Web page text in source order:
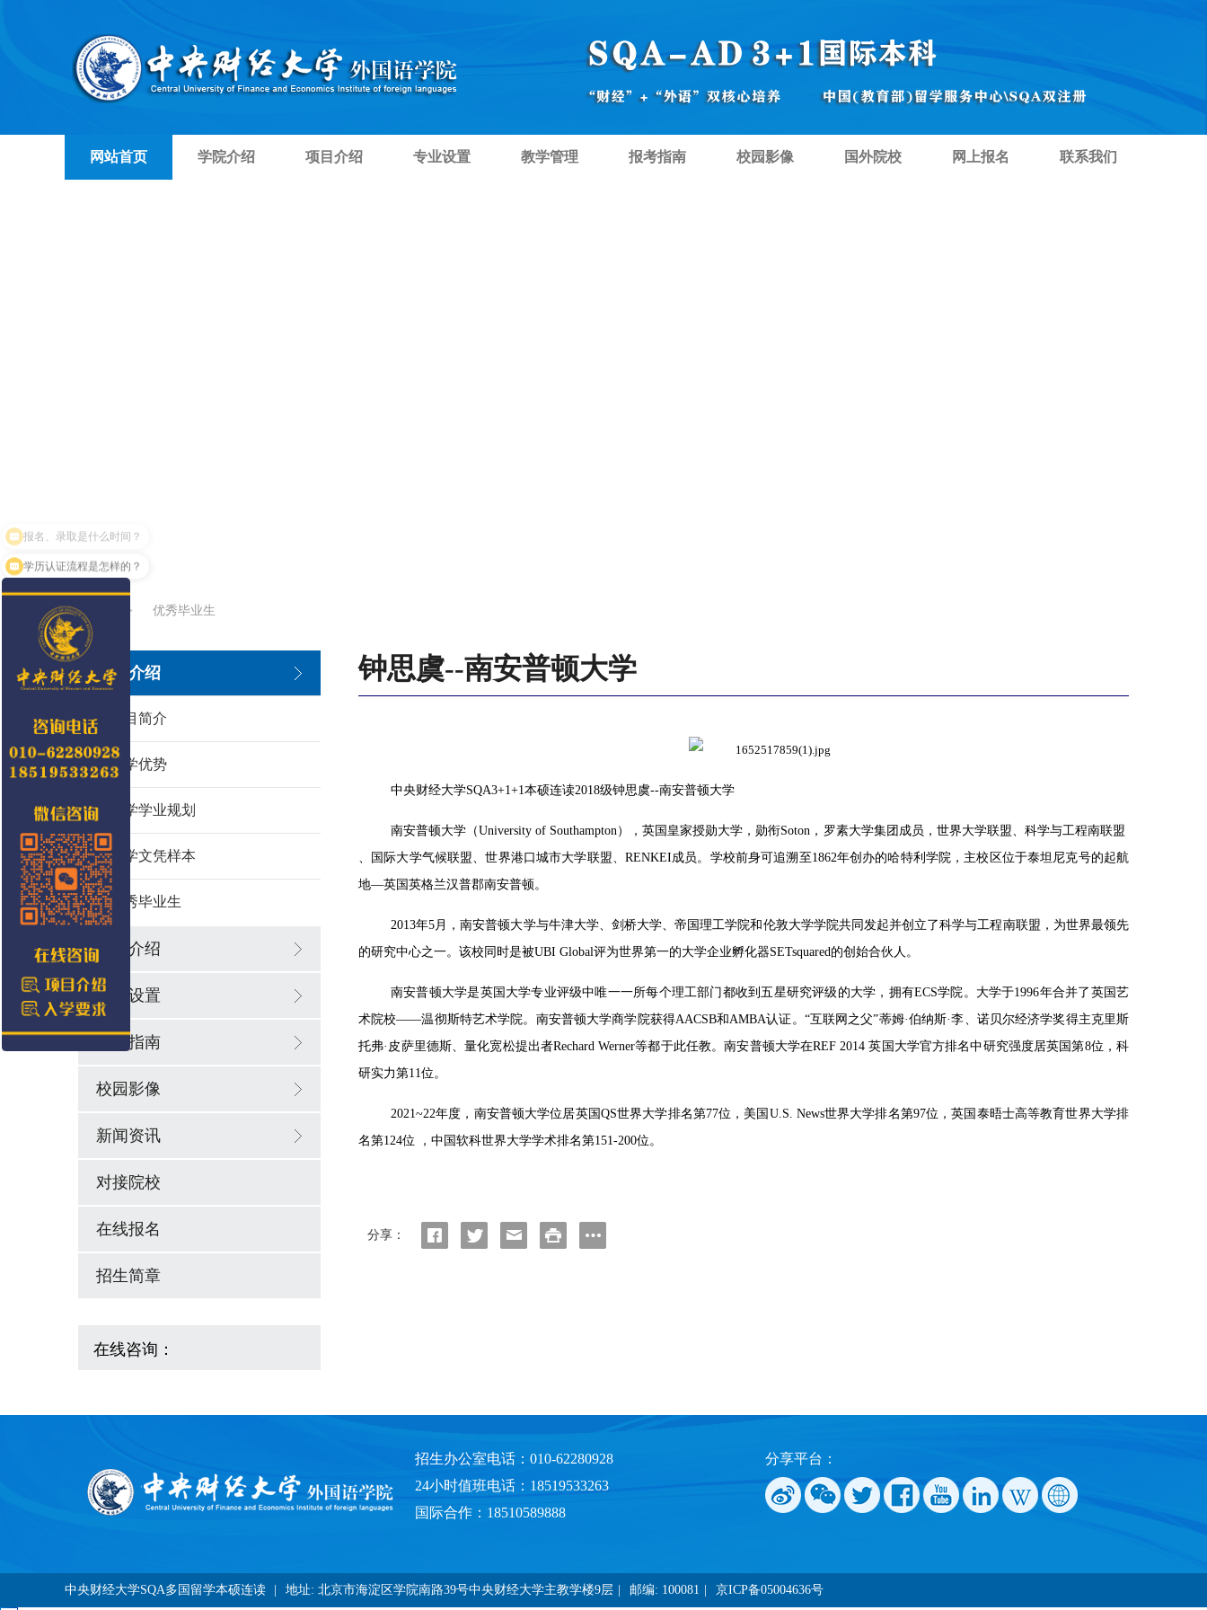
网站首页 学院介绍 项目介绍 专业设置 教学管理 报考指南 校园影像 国外院校 网上报名 联系我们
首页 > 优秀毕业生
项目介绍
项目简介
办学优势
留学学业规划
留学文凭样本
优秀毕业生
学院介绍
专业设置
报考指南
校园影像
新闻资讯
对接院校
在线报名
招生简章
在线咨询：
钟思虞--南安普顿大学
中央财经大学SQA3+1+1本硕连读2018级钟思虞--南安普顿大学
南安普顿大学（University of Southampton），英国皇家授勋大学，勋衔Soton，罗素大学集团成员，世界大学联盟、科学与工程南联盟
、国际大学气候联盟、世界港口城市大学联盟、RENKEI成员。学校前身可追溯至1862年创办的哈特利学院，主校区位于泰坦尼克号的起航
地—英国英格兰汉普郡南安普顿。
2013年5月，南安普顿大学与牛津大学、剑桥大学、帝国理工学院和伦敦大学学院共同发起并创立了科学与工程南联盟，为世界最领先
的研究中心之一。该校同时是被UBI Global评为世界第一的大学企业孵化器SETsquared的创始合伙人。
南安普顿大学是英国大学专业评级中唯一一所每个理工部门都收到五星研究评级的大学，拥有ECS学院。大学于1996年合并了英国艺
术院校——温彻斯特艺术学院。南安普顿大学商学院获得AACSB和AMBA认证。“互联网之父”蒂姆·伯纳斯·李、诺贝尔经济学奖得主克里斯
托弗·皮萨里德斯、量化宽松提出者Rechard Werner等都于此任教。南安普顿大学在REF 2014 英国大学官方排名中研究强度居英国第8位，科
研实力第11位。
2021~22年度，南安普顿大学位居英国QS世界大学排名第77位，美国U.S. News世界大学排名第97位，英国泰晤士高等教育世界大学排
名第124位 ，中国软科世界大学学术排名第151-200位。
分享：
招生办公室电话：010-62280928
24小时值班电话：18519533263
国际合作：18510589888
分享平台：
中央财经大学SQA多国留学本硕连读 地址: 北京市海淀区学院南路39号中央财经大学主教学楼9层 邮编: 100081 京ICP备05004636号
学历认证流程是怎样的？